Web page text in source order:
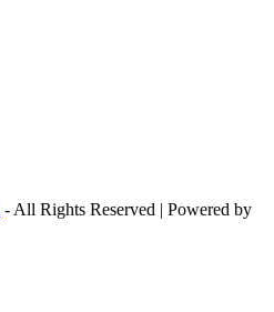
- All Rights Reserved | Powered by